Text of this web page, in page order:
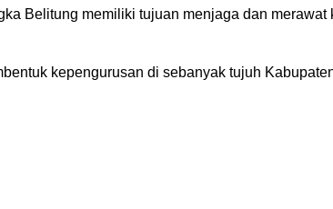
Belitung memiliki tujuan menjaga dan merawat
kepengurusan di sebanyak tujuh